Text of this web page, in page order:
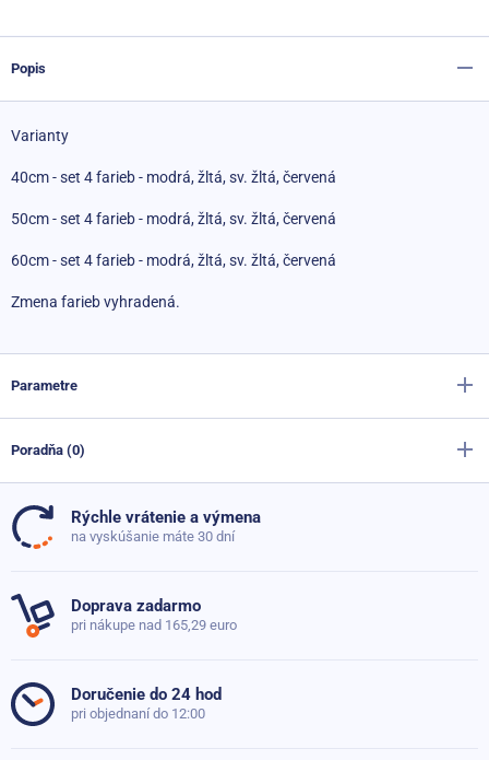
Popis
Varianty
40cm - set 4 farieb - modrá, žltá, sv. žltá, červená
50cm - set 4 farieb - modrá, žltá, sv. žltá, červená
60cm - set 4 farieb - modrá, žltá, sv. žltá, červená
Zmena farieb vyhradená.
Parametre
Výrobca
Hmotnosť
Poradňa (0)
Doteraz neboli pridané žiadne otázky. Pýtajte sa nás,
Položiť dotaz
Rýchle vrátenie a výmena
na vyskúšanie máte 30 dní
Doprava zadarmo
pri nákupe nad 165,29 euro
Doručenie do 24 hod
pri objednaní do 12:00